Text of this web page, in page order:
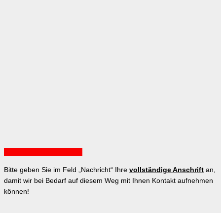
Bitte geben Sie im Feld „Nachricht“ Ihre vollständige Anschrift an,
damit wir bei Bedarf auf diesem Weg mit Ihnen Kontakt aufnehmen
können!